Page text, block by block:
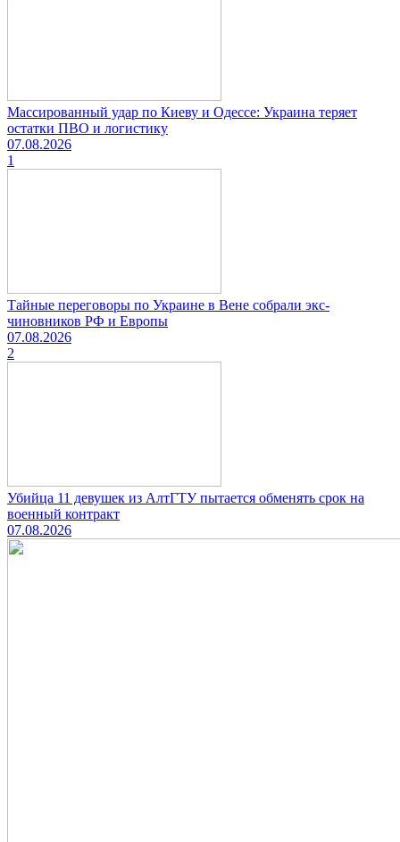
Массированный удар по Киеву и Одессе: Украина теряет
остатки ПВО и логистику
07.08.2026
1
Тайные переговоры по Украине в Вене собрали экс-
чиновников РФ и Европы
07.08.2026
2
Убийца 11 девушек из АлтГТУ пытается обменять срок на
военный контракт
07.08.2026